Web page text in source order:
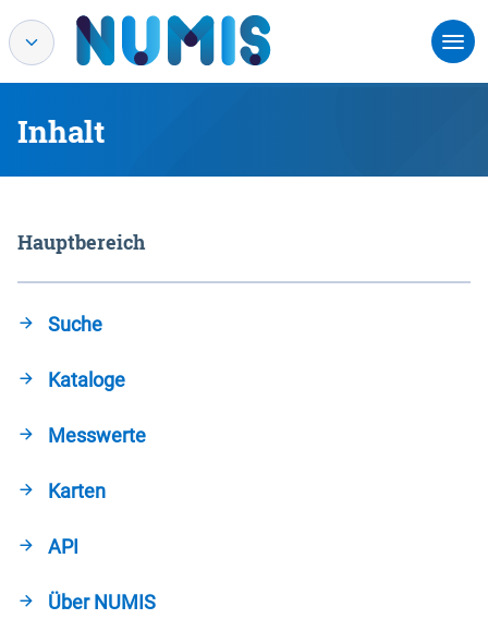
Inhalt
Hauptbereich
Suche
Kataloge
Messwerte
Karten
API
Über NUMIS